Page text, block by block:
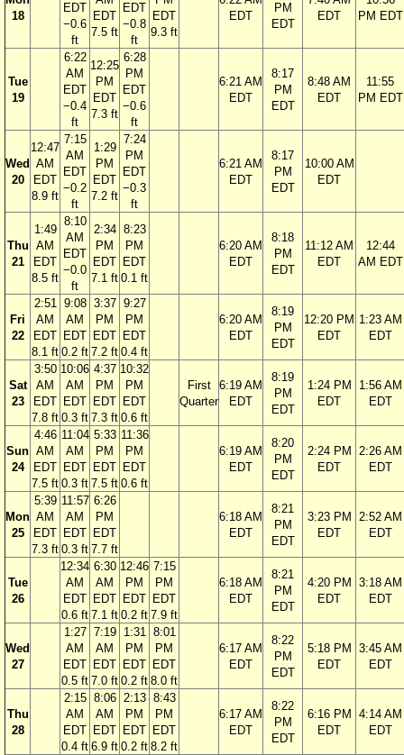
18
EDT
−0.6
ft
EDT
7.5 ft
EDT
−0.8
ft
EDT
9.3 ft
EDT
PM
EDT
EDT
PM EDT
Tue
19
6:22
AM
EDT
−0.4
ft
12:25
PM
EDT
7.3 ft
6:28
PM
EDT
−0.6
ft
6:21 AM
EDT
8:17
PM
EDT
8:48 AM
EDT
11:55
PM EDT
Wed
20
12:47
AM
EDT
8.9 ft
7:15
AM
EDT
−0.2
ft
1:29
PM
EDT
7.2 ft
7:24
PM
EDT
−0.3
ft
6:21 AM
EDT
8:17
PM
EDT
10:00 AM
EDT
Thu
21
1:49
AM
EDT
8.5 ft
8:10
AM
EDT
−0.0
ft
2:34
PM
EDT
7.1 ft
8:23
PM
EDT
0.1 ft
6:20 AM
EDT
8:18
PM
EDT
11:12 AM
EDT
12:44
AM EDT
Fri
22
2:51
AM
EDT
8.1 ft
9:08
AM
EDT
0.2 ft
3:37
PM
EDT
7.2 ft
9:27
PM
EDT
0.4 ft
6:20 AM
EDT
8:19
PM
EDT
12:20 PM
EDT
1:23 AM
EDT
Sat
23
3:50
AM
EDT
7.8 ft
10:06
AM
EDT
0.3 ft
4:37
PM
EDT
7.3 ft
10:32
PM
EDT
0.6 ft
First
Quarter
6:19 AM
EDT
8:19
PM
EDT
1:24 PM
EDT
1:56 AM
EDT
Sun
24
4:46
AM
EDT
7.5 ft
11:04
AM
EDT
0.3 ft
5:33
PM
EDT
7.5 ft
11:36
PM
EDT
0.6 ft
6:19 AM
EDT
8:20
PM
EDT
2:24 PM
EDT
2:26 AM
EDT
Mon
25
5:39
AM
EDT
7.3 ft
11:57
AM
EDT
0.3 ft
6:26
PM
EDT
7.7 ft
6:18 AM
EDT
8:21
PM
EDT
3:23 PM
EDT
2:52 AM
EDT
Tue
26
12:34
AM
EDT
0.6 ft
6:30
AM
EDT
7.1 ft
12:46
PM
EDT
0.2 ft
7:15
PM
EDT
7.9 ft
6:18 AM
EDT
8:21
PM
EDT
4:20 PM
EDT
3:18 AM
EDT
Wed
27
1:27
AM
EDT
0.5 ft
7:19
AM
EDT
7.0 ft
1:31
PM
EDT
0.2 ft
8:01
PM
EDT
8.0 ft
6:17 AM
EDT
8:22
PM
EDT
5:18 PM
EDT
3:45 AM
EDT
Thu
28
2:15
AM
EDT
0.4 ft
8:06
AM
EDT
6.9 ft
2:13
PM
EDT
0.2 ft
8:43
PM
EDT
8.2 ft
6:17 AM
EDT
8:22
PM
EDT
6:16 PM
EDT
4:14 AM
EDT